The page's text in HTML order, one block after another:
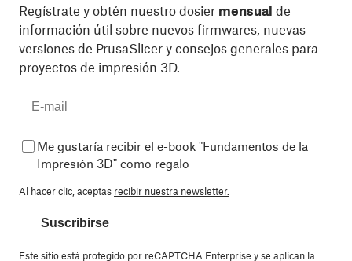
Regístrate y obtén nuestro dosier mensual de
información útil sobre nuevos firmwares, nuevas
versiones de PrusaSlicer y consejos generales para
proyectos de impresión 3D.
Me gustaría recibir el e-book "Fundamentos de la
Impresión 3D" como regalo
Al hacer clic, aceptas recibir nuestra newsletter.
Suscribirse
Este sitio está protegido por reCAPTCHA Enterprise y se aplican la